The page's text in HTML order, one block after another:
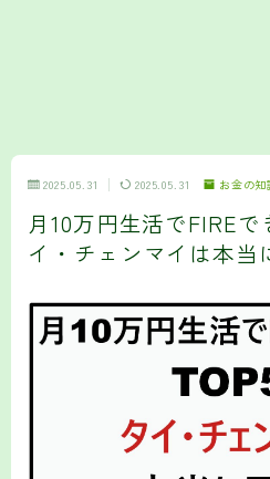
2025.05.31 2025.05.31 お金の知
月10万円生活でFIREで
イ・チェンマイは本当